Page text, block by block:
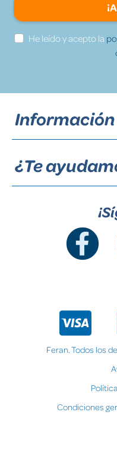
He leído y acepto la
Información
¿Te
Feran. Todos los
Condiciones